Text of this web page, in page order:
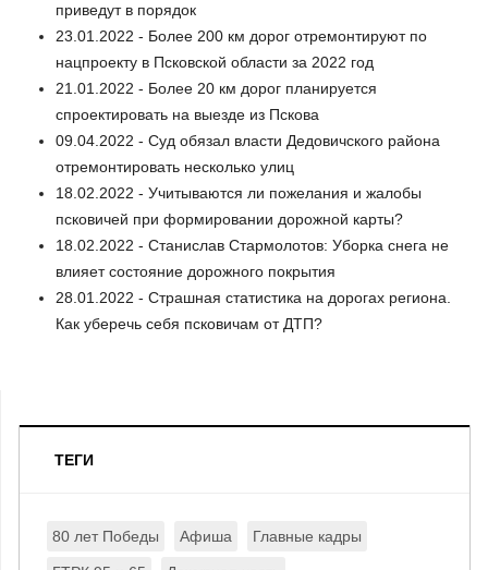
приведут в порядок
23.01.2022 - Более 200 км дорог отремонтируют по
нацпроекту в Псковской области за 2022 год
21.01.2022 - Более 20 км дорог планируется
спроектировать на выезде из Пскова
09.04.2022 - Суд обязал власти Дедовичского района
отремонтировать несколько улиц
18.02.2022 - Учитываются ли пожелания и жалобы
псковичей при формировании дорожной карты?
18.02.2022 - Станислав Стармолотов: Уборка снега не
влияет состояние дорожного покрытия
28.01.2022 - Страшная статистика на дорогах региона.
Как уберечь себя псковичам от ДТП?
ТЕГИ
80 лет Победы Афиша Главные кадры